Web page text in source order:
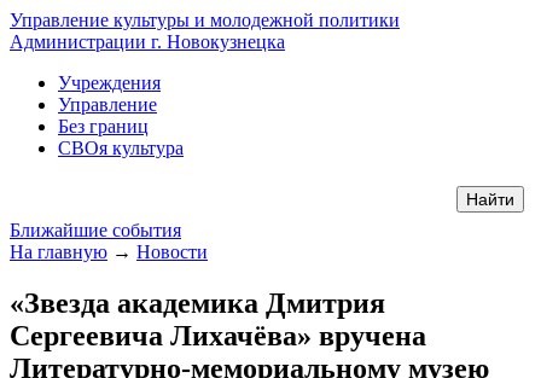
Управление культуры и молодежной политики
Администрации г. Новокузнецка
Учреждения
Управление
Без границ
СВОя культура
Ближайшие события
На главную → Новости
«Звезда академика Дмитрия
Сергеевича Лихачёва» вручена
Литературно-мемориальному музею